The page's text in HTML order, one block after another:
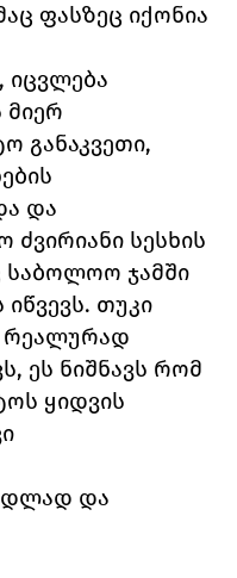
ფასზეც იქონია
განაკვეთი,
და
სესხის
საბოლოო ჯამში
თუკი
რეალურად
ეს ნიშნავს რომ
ყიდვის
და